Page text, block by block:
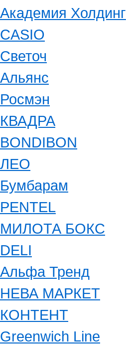
Академия Холдинг
CASIO
Светоч
Альянс
Росмэн
КВАДРА
BONDIBON
ЛЕО
Бумбарам
PENTEL
МИЛОТА БОКС
DELI
Альфа Тренд
НЕВА МАРКЕТ
КОНТЕНТ
Greenwich Line